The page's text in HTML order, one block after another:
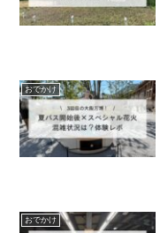
おでかけ
おでかけ